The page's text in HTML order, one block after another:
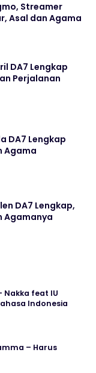
Streamer
Asal dan Agama
DA7 Lengkap
Perjalanan
DA7 Lengkap
Agama
DA7 Lengkap,
Agamanya
Nakka feat IU
Indonesia
– Harus